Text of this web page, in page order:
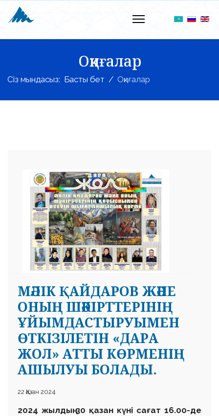
Оқиғалар
Сіз мындасыз: Басты бет Оқиғалар
МӘЛІК ҚАЙДАРОВ ЖӘНЕ
ОНЫҢ ШӘКІРТТЕРІНІҢ
ҰЙЫМДАСТЫРУЫМЕН
ӨТКІЗІЛЕТІН «ДАРА
ЖОЛ» АТТЫ КӨРМЕНІҢ
АШЫЛУЫ БОЛАДЫ.
22 Қазан 2024
2024 жылдың 30 қазан күні сағат 16.00-де